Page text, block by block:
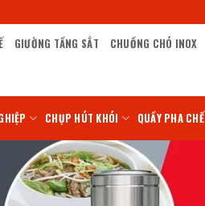
GIƯỜNG TẦNG SẮT CHUỒNG CHÓ INOX
CHỤP HÚT KHÓI QUẦY PHA CHẾ